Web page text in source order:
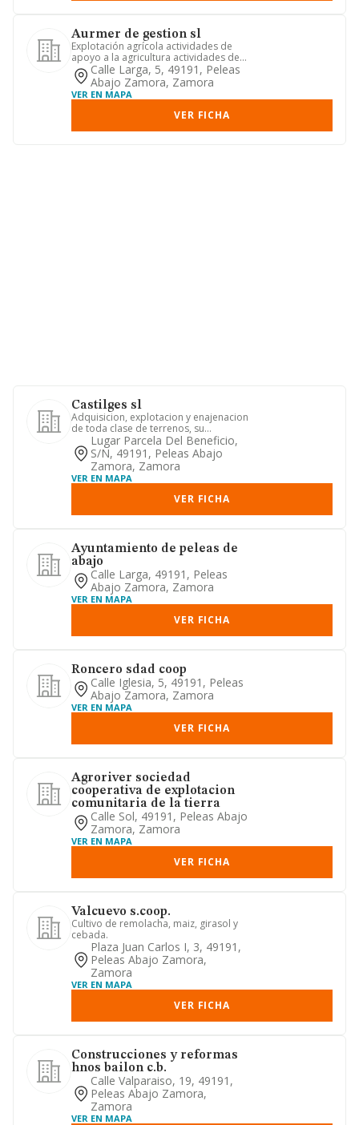
Aurmer de gestion sl
Explotación agrícola actividades de
apoyo a la agricultura actividades de
preparación posterior a l...
Calle Larga, 5, 49191, Peleas
Abajo Zamora, Zamora
VER EN MAPA
VER FICHA
Castilges sl
Adquisicion, explotacion y enajenacion
de toda clase de terrenos, su
urbanizacion y parcelacion con...
Lugar Parcela Del Beneficio,
S/n, 49191, Peleas Abajo
Zamora, Zamora
VER EN MAPA
VER FICHA
Ayuntamiento de peleas de
abajo
Calle Larga, 49191, Peleas
Abajo Zamora, Zamora
VER EN MAPA
VER FICHA
Roncero sdad coop
Calle Iglesia, 5, 49191, Peleas
Abajo Zamora, Zamora
VER EN MAPA
VER FICHA
Agroriver sociedad
cooperativa de explotacion
comunitaria de la tierra
Calle Sol, 49191, Peleas Abajo
Zamora, Zamora
VER EN MAPA
VER FICHA
Valcuevo s.coop.
Cultivo de remolacha, maiz, girasol y
cebada.
Plaza Juan Carlos I, 3, 49191,
Peleas Abajo Zamora,
Zamora
VER EN MAPA
VER FICHA
Construcciones y reformas
hnos bailon c.b.
Calle Valparaiso, 19, 49191,
Peleas Abajo Zamora,
Zamora
VER EN MAPA